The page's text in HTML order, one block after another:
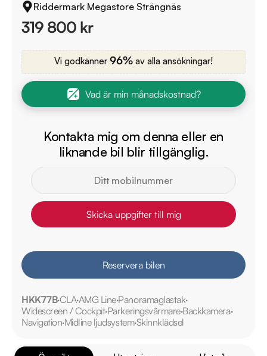
Riddermark Megastore Strängnäs
319 800 kr
Vi godkänner 96% av alla ansökningar!
Vad är min månadskostnad?
Kontakta mig om denna eller en
liknande bil blir tillgänglig.
Skicka uppgifter till mig
Reservera bilen
HKK77BCLAAMG LinePanoramaglastak
Widescreen / CockpitParkeringsvärmareBackkamera
NavigationMidline ljudsystemSkinnklädsel